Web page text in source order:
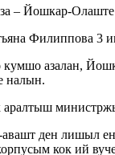
– Йошкар-
Филиппова 3
азалан,
налын.
аралтыш
авашт ден
кок ий